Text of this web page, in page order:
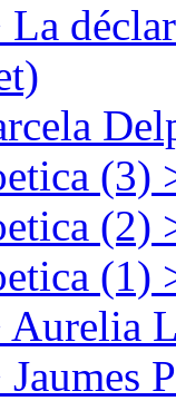
(3)
(2)
(1)